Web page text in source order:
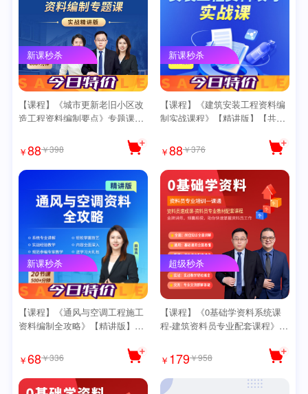
新课秒杀
【课程】《城市更新老旧小区改
造工程资料编制要点》专题课
￥88￥398
新课秒杀
【课程】《建筑安装工程资料编
制实战课程》【精讲版】【共80
￥88￥376
新课秒杀
【课程】《通风与空调工程施工
资料编制全攻略》【精讲版】送
￥68￥336
超级秒杀
【课程】《0基础学资料系统课
程-建筑资料员专业配套课程》送
￥ 179￥958